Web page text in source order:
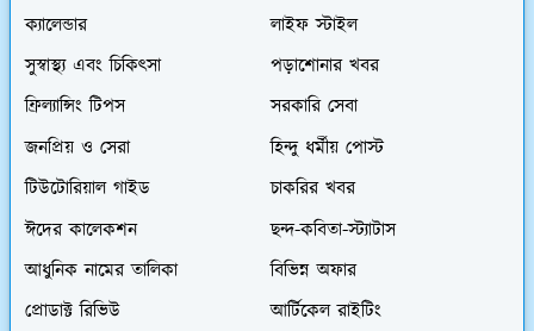
ক্যালেন্ডার
লাইফ স্টাইল
সুস্বাস্থ্য এবং চিকিৎসা
পড়াশোনার খবর
ফ্রিল্যান্সিং টিপস
সরকারি সেবা
জনপ্রিয় ও সেরা
হিন্দু ধর্মীয় পোস্ট
টিউটোরিয়াল গাইড
চাকরির খবর
ঈদের কালেকশন
ছন্দ-কবিতা-স্ট্যাটাস
আধুনিক নামের তালিকা
বিভিন্ন অফার
প্রোডাক্ট রিভিউ
আর্টিকেল রাইটিং